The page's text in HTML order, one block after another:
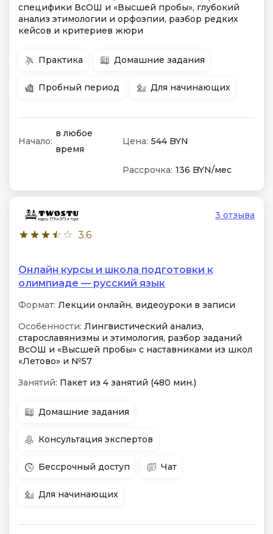
специфики ВсОШ и «Высшей пробы», глубокий
анализ этимологии и орфоэпии, разбор редких
кейсов и критериев жюри
Практика Домашние задания
Пробный период Для начинающих
Начало:
в любое
время
Цена: 544 BYN
Рассрочка: 136 BYN/мес
3.6
3 отзыва
Онлайн курсы и школа подготовки к
олимпиаде — русский язык
Формат: Лекции онлайн, видеоуроки в записи
Особенности: Лингвистический анализ,
старославянизмы и этимология, разбор заданий
ВсОШ и «Высшей пробы» с наставниками из школ
«Летово» и №57
Занятий: Пакет из 4 занятий (480 мин.)
Домашние задания
Консультация экспертов
Бессрочный доступ Чат
Для начинающих